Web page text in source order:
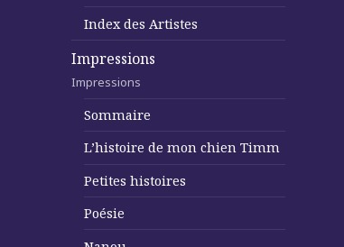
Index des Artistes
Impressions
Impressions
Sommaire
L’histoire de mon chien Timm
Petites histoires
Poésie